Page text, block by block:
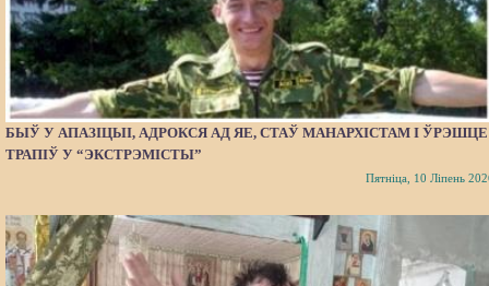
БЫЎ У АПАЗІЦЫІ, АДРОКСЯ АД ЯЕ, СТАЎ МАНАРХІСТАМ І ЎРЭШЦЕ
ТРАПІЎ У “ЭКСТРЭМІСТЫ”
Пятніца, 10 Ліпень